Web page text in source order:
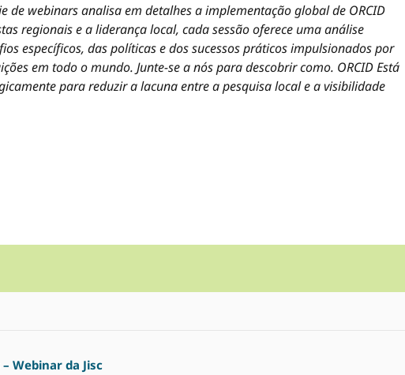
de webinars analisa em detalhes a implementação global de ORCID
regionais e a liderança local, cada sessão oferece uma análise
específicos, das políticas e dos sucessos práticos impulsionados por
em todo o mundo. Junte-se a nós para descobrir como. ORCID Está
para reduzir a lacuna entre a pesquisa local e a visibilidade
Webinar da Jisc